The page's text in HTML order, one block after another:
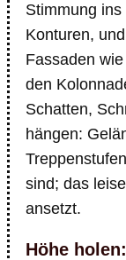
Stimmung
Konturen,
Fassaden
den
Schatten,
hängen:
sind; das
ansetzt.
Höhe